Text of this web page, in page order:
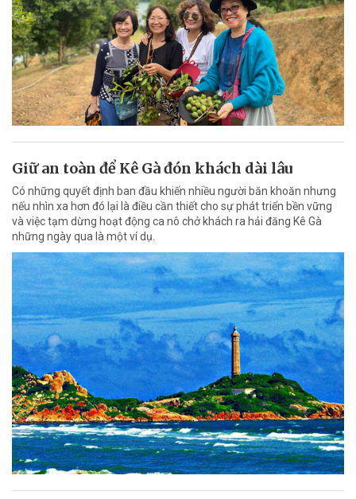
Giữ an toàn để Kê Gà đón khách dài lâu
Có những quyết định ban đầu khiến nhiều người băn khoăn nhưng
nếu nhìn xa hơn đó lại là điều cần thiết cho sự phát triển bền vững
và việc tạm dừng hoạt động ca nô chở khách ra hải đăng Kê Gà
những ngày qua là một ví dụ.